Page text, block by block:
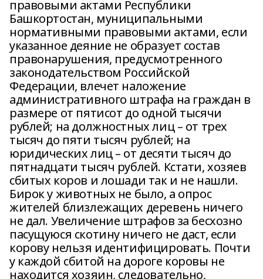
правовыми актами Республики
Башкортостан, муниципальными
нормативными правовыми актами, если
указанное деяние не образует состав
правонарушения, предусмотренного
законодательством Российской
Федерации, влечет наложение
административного штрафа на граждан в
размере от пятисот до одной тысячи
рублей; на должностных лиц – от трех
тысяч до пяти тысяч рублей; на
юридических лиц – от десяти тысяч до
пятнадцати тысяч рублей. Кстати, хозяев
сбитых коров и лошади так и не нашли.
Бирок у животных не было, а опрос
жителей близлежащих деревень ничего
не дал. Увеличение штрафов за бесхозно
пасущуюся скотину ничего не даст, если
корову нельзя идентифицировать. Почти
у каждой сбитой на дороге коровы не
находится хозяин, следовательно,